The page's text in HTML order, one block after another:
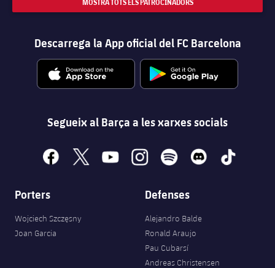
MOSTRA TOTS ELS PATROCINADORS
Descarrega la App oficial del FC Barcelona
Segueix al Barça a les xarxes socials
facebook
x youtubeinstagramspotify discord tiktok
Porters
Wojciech Szczęsny
Joan Garcia
Defenses
Alejandro Balde
Ronald Araujo
Pau Cubarsí
Andreas Christensen